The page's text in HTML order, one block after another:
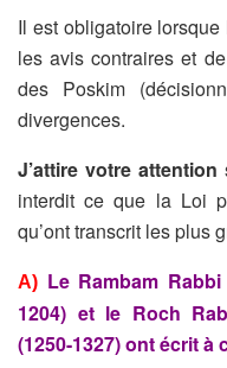
Il est obligatoire
les avis contraires et
des Poskim
divergences.
J’attire votre attention
interdit ce que la Loi
qu’ont transcrit les plus
A) Le Rambam
1204) et le Roch
(1250-1327) ont écrit à